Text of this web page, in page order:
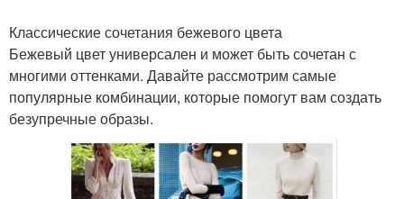
Цветы с аксессуарами Цветы с цветом
Классические сочетания бежевого цвета
Бежевый цвет универсален и может быть сочетан с
многими оттенками. Давайте рассмотрим самые
популярные комбинации, которые помогут вам создать
безупречные образы.